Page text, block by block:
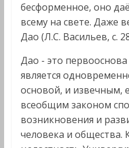
бесформенное, оно
всему на свете. Даже
Дао (Л.С. Васильев, с.
Дао - это первооснова
является
основой, и извечным,
всеобщим законом
возникновения и
человека и общества.